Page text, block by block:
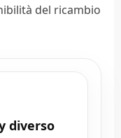
del ricambio
diverso